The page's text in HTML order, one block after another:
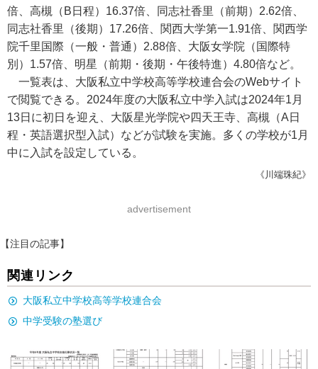
倍、高槻（B日程）16.37倍、同志社香里（前期）2.62倍、
同志社香里（後期）17.26倍、関西大学第一1.91倍、関西学
院千里国際（一般・普通）2.88倍、大阪女学院（国際特
別）1.57倍、明星（前期・後期・午後特進）4.80倍など。
一覧表は、大阪私立中学校高等学校連合会のWebサイト
で閲覧できる。2024年度の大阪私立中学入試は2024年1月
13日に初日を迎え、大阪星光学院や四天王寺、高槻（A日
程・英語選択型入試）などが試験を実施。多くの学校が1月
中に入試を設定している。
《川端珠紀》
advertisement
【注目の記事】
関連リンク
大阪私立中学校高等学校連合会
中学受験の塾選び